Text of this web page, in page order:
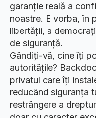
garanție reală a
noastre. E vorba, în
libertății, a
de siguranță.
Gândiți-vă, cine îți
autoritățile?
privatul care îți
reducând siguranța
restrângere a